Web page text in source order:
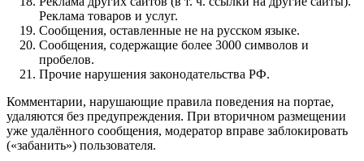
Реклама товаров и услуг.
Сообщения, оставленные не на русском языке.
Сообщения, содержащие более 3000 символов и
пробелов.
Прочие нарушения законодательства РФ.
Комментарии, нарушающие правила поведения на портае,
удаляются без предупреждения. При вторичном размещении
уже удалённого сообщения, модератор вправе заблокировать
(«забанить») пользователя.